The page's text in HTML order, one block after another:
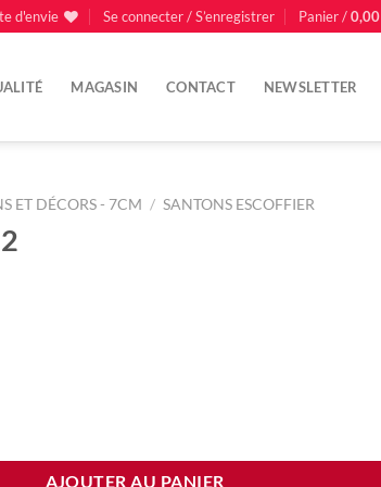
d'envie Se connecter / S’enregistrer Panier /0,00
MAGASIN CONTACT NEWSLETTER
ET DÉCORS - 7CM / SANTONS ESCOFFIER
AJOUTER AU PANIER